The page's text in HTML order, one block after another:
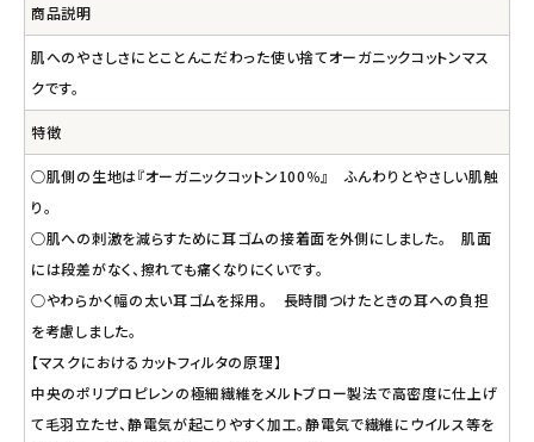
商品説明
肌へのやさしさにとことんこだわった使い捨てオーガニックコットンマス
クです。
特徴
○肌側の生地は『オーガニックコットン100％』 ふんわりとやさしい肌触
り。
○肌への刺激を減らすために耳ゴムの接着面を外側にしました。 肌面
には段差がなく、擦れても痛くなりにくいです。
○やわらかく幅の太い耳ゴムを採用。 長時間つけたときの耳への負担
を考慮しました。
【マスクにおけるカットフィルタの原理】
中央のポリプロピレンの極細繊維をメルトブロー製法で高密度に仕上げ
て毛羽立たせ、静電気が起こりやすく加工。静電気で繊維にウイルス等を